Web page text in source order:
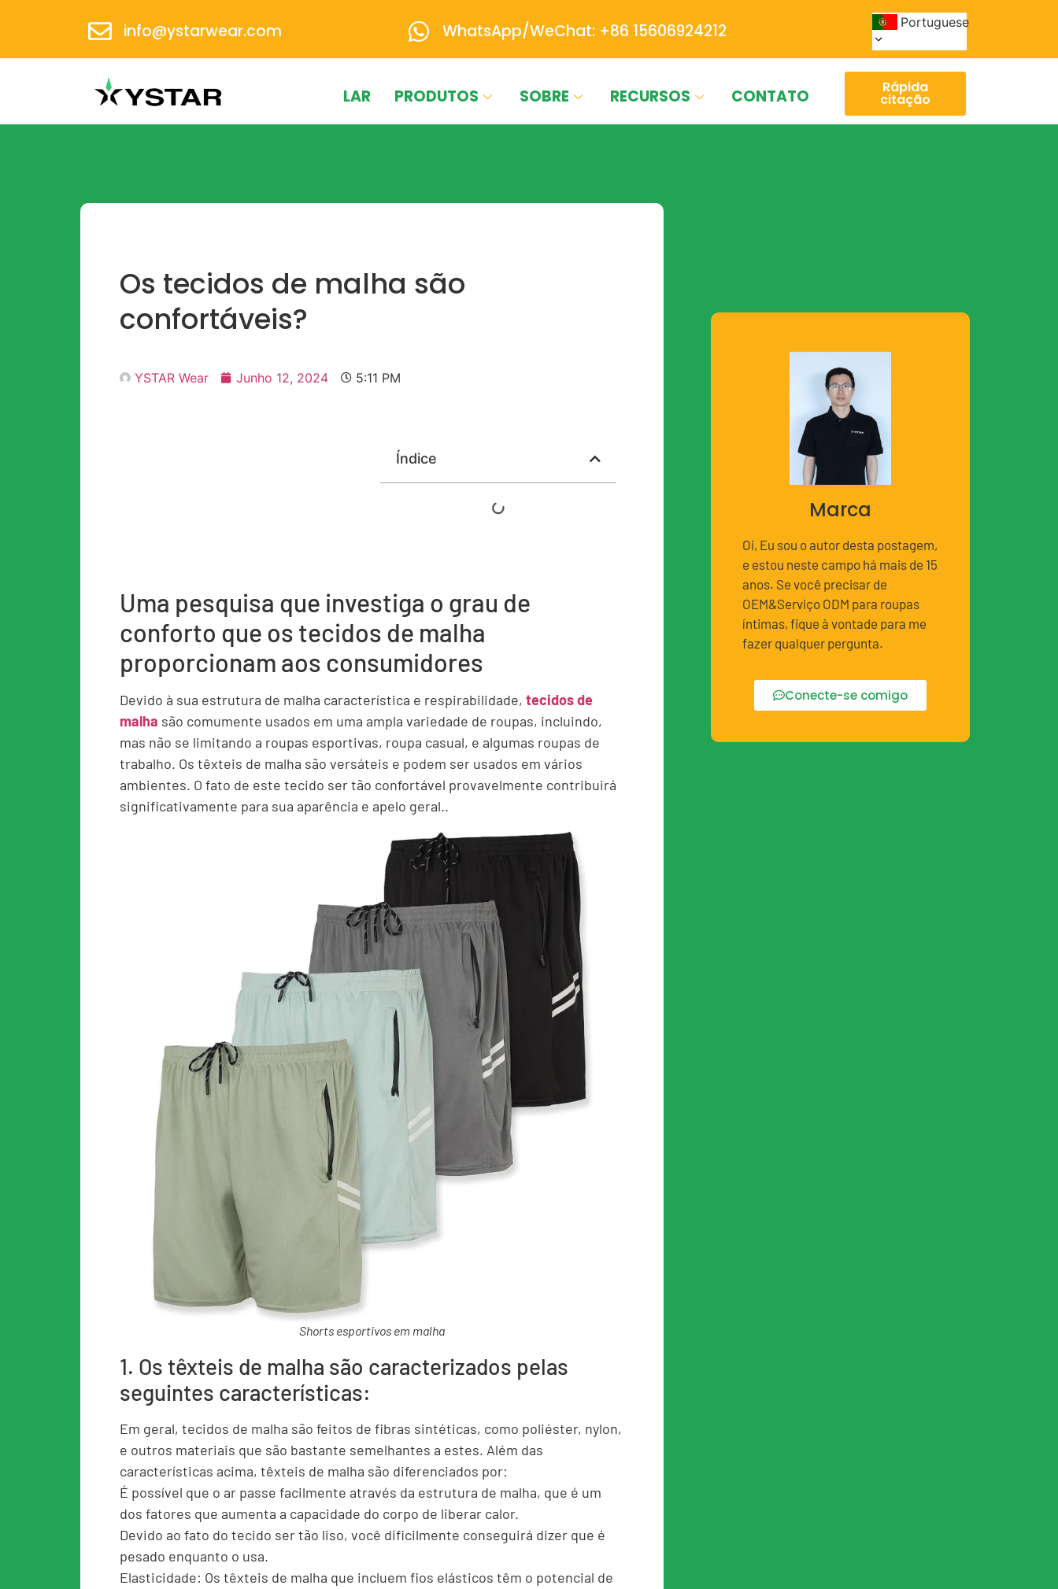
info@ystarwear.com WhatsApp/WeChat: +86 15606924212 Portuguese
LAR PRODUTOS SOBRE RECURSOS CONTATO Rápida
citação
Os tecidos de malha são
confortáveis?
YSTAR Wear Junho 12, 2024 5:11 PM
Índice
Uma pesquisa que investiga o grau de
conforto que os tecidos de malha
proporcionam aos consumidores
Devido à sua estrutura de malha característica e respirabilidade, tecidos de
malha são comumente usados ​​em uma ampla variedade de roupas, incluindo,
mas não se limitando a roupas esportivas, roupa casual, e algumas roupas de
trabalho. Os têxteis de malha são versáteis e podem ser usados ​​em vários
ambientes. O fato de este tecido ser tão confortável provavelmente contribuirá
significativamente para sua aparência e apelo geral..
Shorts esportivos em malha
1. Os têxteis de malha são caracterizados pelas
seguintes características:
Em geral, tecidos de malha são feitos de fibras sintéticas, como poliéster, nylon,
e outros materiais que são bastante semelhantes a estes. Além das
características acima, têxteis de malha são diferenciados por:
É possível que o ar passe facilmente através da estrutura de malha, que é um
dos fatores que aumenta a capacidade do corpo de liberar calor.
Devido ao fato do tecido ser tão liso, você dificilmente conseguirá dizer que é
pesado enquanto o usa.
Elasticidade: Os têxteis de malha que incluem fios elásticos têm o potencial de
Marca
Oi, Eu sou o autor desta postagem,
e estou neste campo há mais de 15
anos. Se você precisar de
OEM&Serviço ODM para roupas
íntimas, fique à vontade para me
fazer qualquer pergunta.
Conecte-se comigo